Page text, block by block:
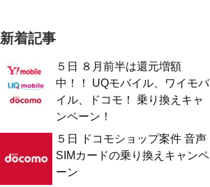
新着記事
５日 ８月前半は還元増額
中！！ UQモバイル、ワイモバ
イル、ドコモ！ 乗り換えキャ
ンペーン！
５日 ドコモショップ案件 音声
SIMカードの乗り換えキャンペ
ーン